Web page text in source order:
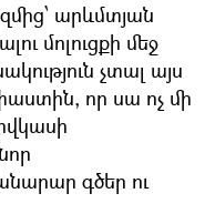
արևմտյան
մոլուցքի մեջ
չտալ այս
որ սա ոչ մի
գծեր ու